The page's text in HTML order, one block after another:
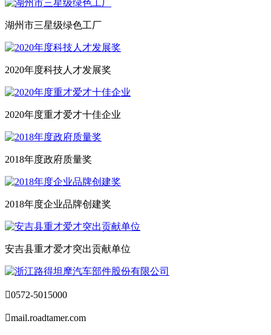
湖州市三星级绿色工厂
2020年度科技人才发展奖
2020年度重才爱才十佳企业
2018年度政府质量奖
2018年度企业品牌创建奖
安吉县重才爱才突出贡献单位
0572-5015000
mail.roadtamer.com